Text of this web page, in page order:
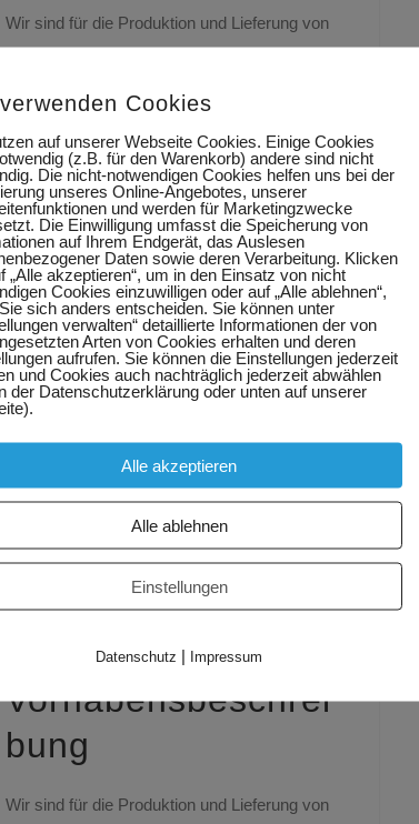
Wir sind für die Produktion und Lieferung von
Balkone und 78
3 MFH Bornaische Straße
170/172 in Leipzig
Sie haben Fragen
zu aktuellen
KONTAKT AUFNEHMEN
3 MFH Bornaische
Str. 170/172 in
Vorhabensbeschrei
bung
Wir sind für die Produktion und Lieferung von
Cookies
auf unserer Webseite Cookies. Einige Cookies
(z.B. für den Warenkorb) andere sind nicht
Die nicht-notwendigen Cookies helfen uns bei der
unseres Online-Angebotes, unserer
und werden für Marketingzwecke
Die Einwilligung umfasst die Speicherung von
auf Ihrem Endgerät, das Auslesen
Daten sowie deren Verarbeitung. Klicken
„Alle akzeptieren“, um in den Einsatz von nicht
Cookies einzuwilligen oder auf „Alle ablehnen“,
sich anders entscheiden. Sie können unter
verwalten“ detaillierte Informationen der von
Arten von Cookies erhalten und deren
aufrufen. Sie können die Einstellungen jederzeit
und Cookies auch nachträglich jederzeit abwählen
der Datenschutzerklärung oder unten auf unserer
Alle akzeptieren
Alle ablehnen
Einstellungen
Datenschutz | Impressum